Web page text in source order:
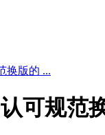
换版的 ...
可规范